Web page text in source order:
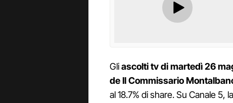
Gliascolti tv di martedì 26
deIl Commissario
al 18.7% di share. Su Canale 5,